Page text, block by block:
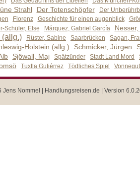
Strahl Der Totenschöpfer
Der
Florenz Geschichte für einen augenblick
Schüler, Else Márquez, Gabriel García
(allg.) Rüster, Sabine Saarbrücken
Sagan,
Holstein (allg.) Schmicker, Jürgen
Sjöwall, Maj Spätzünder Stadt Land Mord
Tuxtla Gutiérrez Tödliches Spiel
Jens Nommel | Handlungsreisen.de | Version